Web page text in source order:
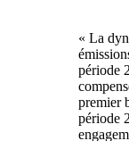
« La
période
premier
période